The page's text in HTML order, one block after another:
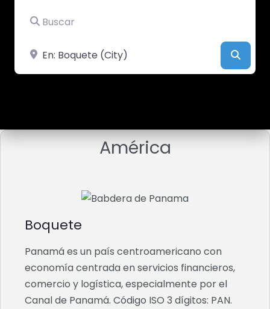
Buscar
Cerca de
América
Boquete
Panamá es un país centroamericano con
economía centrada en servicios financieros,
comercio y logística, especialmente por el
Canal de Panamá. Código ISO 3 dígitos: PAN.